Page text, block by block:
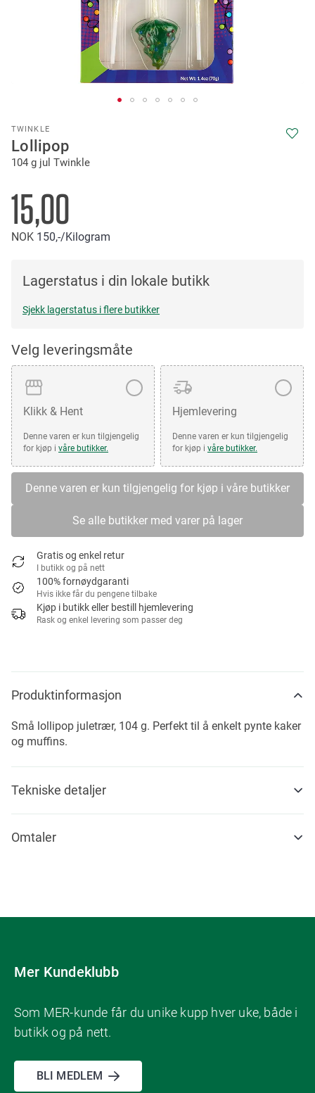
TWINKLE
Lollipop
104 g jul Twinkle
15,00
NOK 150,-/Kilogram
Lagerstatus i din lokale butikk
Sjekk lagerstatus i flere butikker
Velg leveringsmåte
Klikk & Hent
Denne varen er kun tilgjengelig
for kjøp i våre butikker.
Hjemlevering
Denne varen er kun tilgjengelig
for kjøp i våre butikker.
Denne varen er kun tilgjengelig for kjøp i våre butikker
Se alle butikker med varer på lager
Gratis og enkel retur
I butikk og på nett
100% fornøydgaranti
Hvis ikke får du pengene tilbake
Kjøp i butikk eller bestill hjemlevering
Rask og enkel levering som passer deg
to
the
beginning
the
images
gallery
Produktinformasjon
Små lollipop juletrær, 104 g. Perfekt til å enkelt pynte kaker
og muffins.
Tekniske detaljer
Omtaler
Mer Kundeklubb
Som MER-kunde får du unike kupp hver uke, både i
butikk og på nett.
BLI MEDLEM